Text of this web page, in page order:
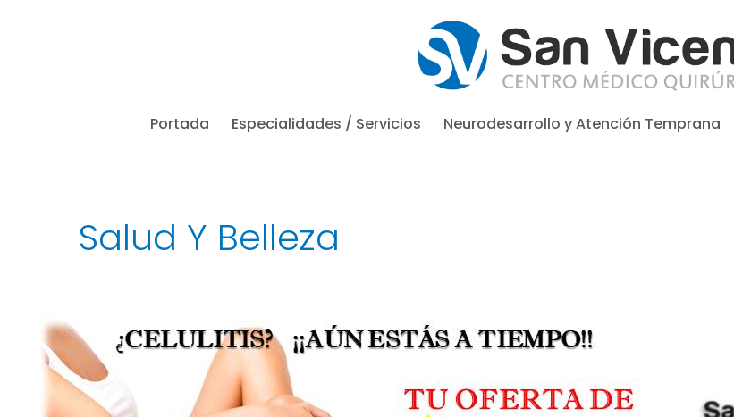
Portada Especialidades / Servicios Neurodesarrollo y Atención Temprana
Salud Y Belleza
salud
y
belleza.